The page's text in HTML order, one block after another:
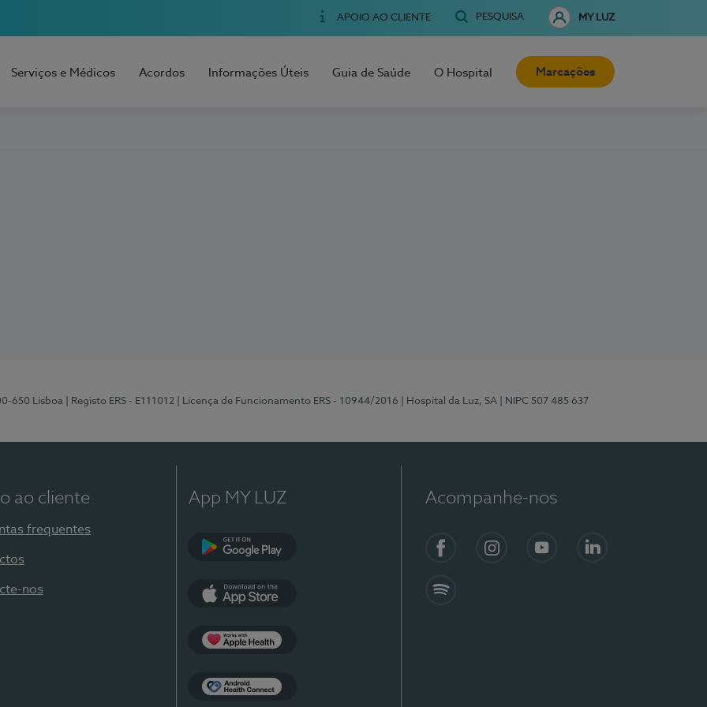
APOIO AO CLIENTE PESQUISA MY LUZ
Serviços e Médicos Acordos Informações Úteis Guia de Saúde O Hospital Marcações
650 Lisboa | Registo ERS - E111012 | Licença de Funcionamento ERS - 10944/2016 | Hospital da Luz, SA | NIPC 507 485 637
ao cliente
frequentes
nos
App MY LUZ Acompanhe-nos